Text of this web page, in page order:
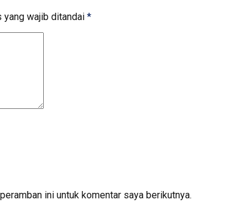
yang wajib ditandai *
ini untuk komentar saya berikutnya.